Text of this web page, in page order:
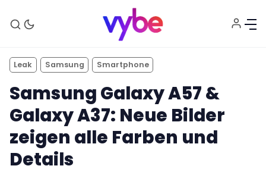
Leak Samsung Smartphone
Samsung Galaxy A57 &
Galaxy A37: Neue Bilder
zeigen alle Farben und
Details